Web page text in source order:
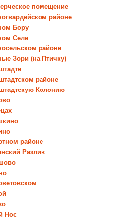
помещение
районе
Бору
Селе
районе
Зори (на Птичку)
районе
Колонию
районе
Разлив
Нос